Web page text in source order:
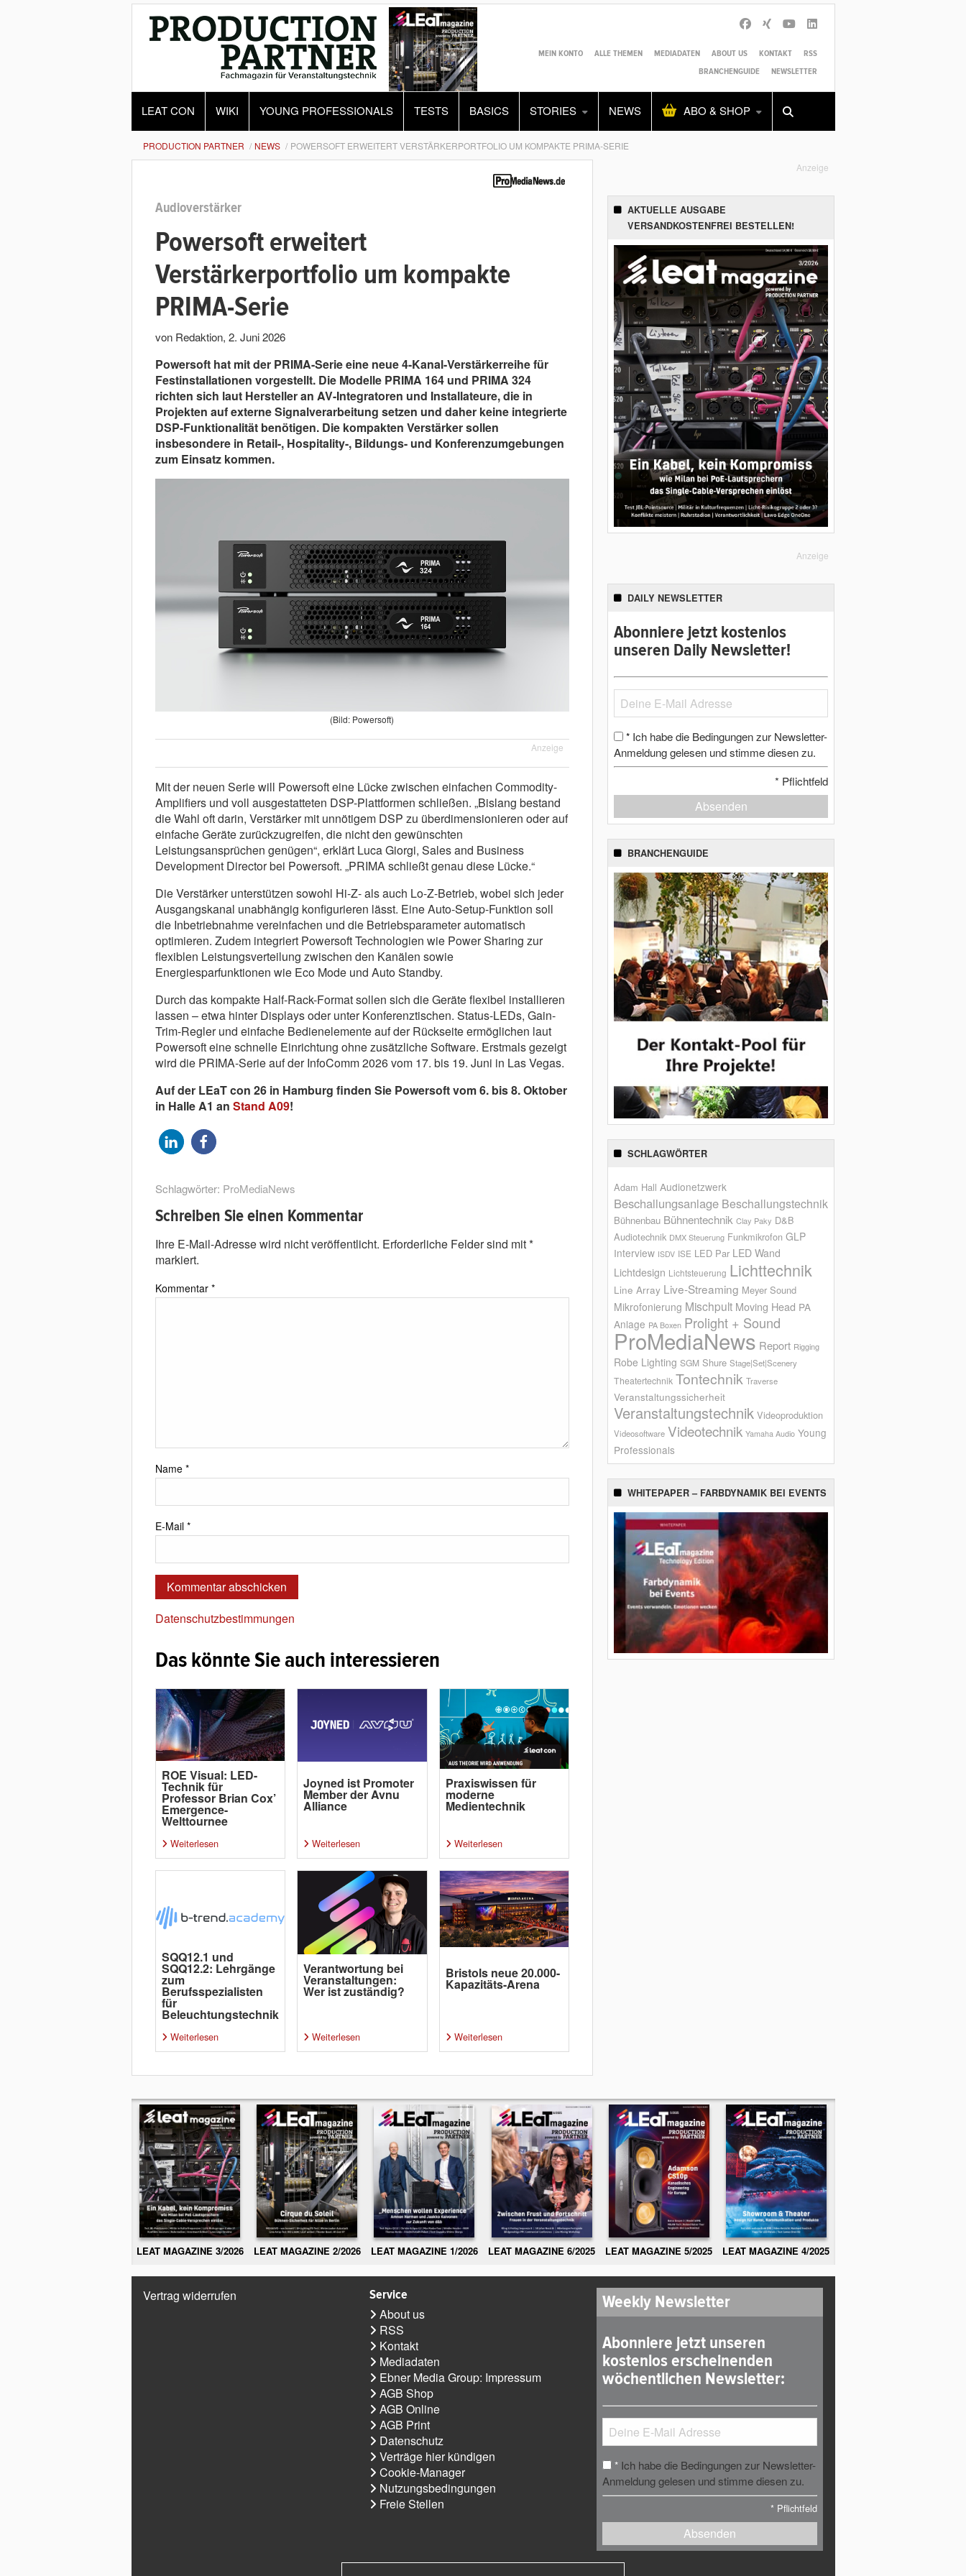
MEIN KONTO ALLE THEMEN MEDIADATEN ABOUT US KONTAKT
RSS
BRANCHENGUIDE
NEWSLETTER
LEAT CON WIKI YOUNG PROFESSIONALS TESTS BASICS STORIES NEWS ABO & SHOP
Alles Shop SUCHEN
PRODUCTION PARTNER NEWS POWERSOFT ERWEITERT VERSTÄRKERPORTFOLIO UM KOMPAKTE PRIMA-SERIE
Audioverstärker
Powersoft erweitert
Verstärkerportfolio um kompakte
PRIMA-Serie
von Redaktion, 2. Juni 2026
Powersoft hat mit der PRIMA-Serie eine neue 4-Kanal-Verstärkerreihe für
Festinstallationen vorgestellt. Die Modelle PRIMA 164 und PRIMA 324
richten sich laut Hersteller an AV-Integratoren und Installateure, die in
Projekten auf externe Signalverarbeitung setzen und daher keine integrierte
DSP-Funktionalität benötigen. Die kompakten Verstärker sollen
insbesondere in Retail-, Hospitality-, Bildungs- und Konferenzumgebungen
zum Einsatz kommen.
(Bild: Powersoft)
Anzeige
Mit der neuen Serie will Powersoft eine Lücke zwischen einfachen Commodity-
Amplifiers und voll ausgestatteten DSP-Plattformen schließen. „Bislang bestand
die Wahl oft darin, Verstärker mit unnötigem DSP zu überdimensionieren oder auf
einfache Geräte zurückzugreifen, die nicht den gewünschten
Leistungsansprüchen genügen“, erklärt Luca Giorgi, Sales and Business
Development Director bei Powersoft. „PRIMA schließt genau diese Lücke.“
Die Verstärker unterstützen sowohl Hi-Z- als auch Lo-Z-Betrieb, wobei sich jeder
Ausgangskanal unabhängig konfigurieren lässt. Eine Auto-Setup-Funktion soll
die Inbetriebnahme vereinfachen und die Betriebsparameter automatisch
optimieren. Zudem integriert Powersoft Technologien wie Power Sharing zur
flexiblen Leistungsverteilung zwischen den Kanälen sowie
Energiesparfunktionen wie Eco Mode und Auto Standby.
Durch das kompakte Half-Rack-Format sollen sich die Geräte flexibel installieren
lassen – etwa hinter Displays oder unter Konferenztischen. Status-LEDs, Gain-
Trim-Regler und einfache Bedienelemente auf der Rückseite ermöglichen laut
Powersoft eine schnelle Einrichtung ohne zusätzliche Software. Erstmals gezeigt
wird die PRIMA-Serie auf der InfoComm 2026 vom 17. bis 19. Juni in Las Vegas.
Auf der LEaT con 26 in Hamburg finden Sie Powersoft vom 6. bis 8. Oktober
in Halle A1 an Stand A09!
Schlagwörter: ProMediaNews
Schreiben Sie einen Kommentar
Ihre E-Mail-Adresse wird nicht veröffentlicht. Erforderliche Felder sind mit*
markiert.
Kommentar *
Name *
E-Mail *
Datenschutzbestimmungen
Das könnte Sie auch interessieren
ROE Visual: LED-
Technik für
Professor Brian Cox’
Emergence-
Welttournee
Weiterlesen
Joyned ist Promoter
Member der Avnu
Alliance
Weiterlesen
Praxiswissen für
moderne
Medientechnik
Weiterlesen
SQQ12.1 und
SQQ12.2: Lehrgänge
zum
Berufsspezialisten
für
Beleuchtungstechnik
Weiterlesen
Verantwortung bei
Veranstaltungen:
Wer ist zuständig?
Weiterlesen
Bristols neue 20.000-
Kapazitäts-Arena
Weiterlesen
Anzeige
AKTUELLE AUSGABE
VERSANDKOSTENFREI BESTELLEN!
Anzeige
DAILY NEWSLETTER
Abonniere jetzt kostenlos
unseren Daily Newsletter!
* Ich habe die Bedingungen zur Newsletter-
Anmeldung gelesen und stimme diesen zu.
* Pflichtfeld
Absenden
BRANCHENGUIDE
SCHLAGWÖRTER
Adam Hall Audionetzwerk
Beschallungsanlage Beschallungstechnik
Bühnenbau Bühnentechnik Clay Paky D&B
Audiotechnik DMX Steuerung Funkmikrofon GLP
Interview ISDV ISE LED Par LED Wand
Lichtdesign Lichtsteuerung Lichttechnik
Line Array Live-Streaming Meyer Sound
Mikrofonierung Mischpult Moving Head PA
Anlage PA Boxen Prolight + Sound
ProMediaNews Report Rigging
Robe Lighting SGM Shure Stage|Set|Scenery
Theatertechnik Tontechnik Traverse
Veranstaltungssicherheit
Veranstaltungstechnik Videoproduktion
Videosoftware Videotechnik Yamaha Audio Young
Professionals
WHITEPAPER – FARBDYNAMIK BEI EVENTS
LEAT MAGAZINE 3/2026 LEAT MAGAZINE 2/2026 LEAT MAGAZINE 1/2026 LEAT MAGAZINE 6/2025 LEAT MAGAZINE 5/2025 LEAT MAGAZINE 4/2025
Vertrag widerrufen Service
About us
RSS
Kontakt
Mediadaten
Ebner Media Group: Impressum
AGB Shop
AGB Online
AGB Print
Datenschutz
Verträge hier kündigen
Cookie-Manager
Nutzungsbedingungen
Freie Stellen
Weekly Newsletter
Abonniere jetzt unseren
kostenlos erscheinenden
wöchentlichen Newsletter:
* Ich habe die Bedingungen zur Newsletter-
Anmeldung gelesen und stimme diesen zu.
* Pflichtfeld
Absenden